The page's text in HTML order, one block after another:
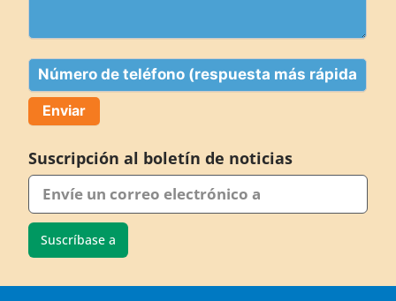
Teléfono
Suscripción al boletín de noticias
Suscríbase a